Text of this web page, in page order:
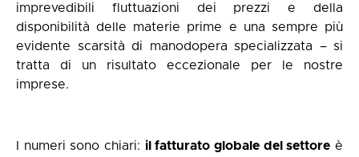
imprevedibili fluttuazioni dei prezzi e della
disponibilità delle materie prime e una sempre più
evidente scarsità di manodopera specializzata – si
tratta di un risultato eccezionale per le nostre
imprese.
I numeri sono chiari: il fatturato globale del settore è